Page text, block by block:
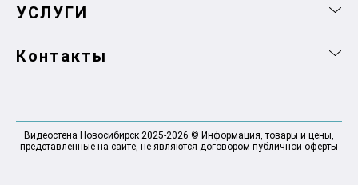
УСЛУГИ
Контакты
Видеостена Новосибирск 2025-2026 © Информация, товары и цены,
представленные на сайте, не являются договором публичной оферты